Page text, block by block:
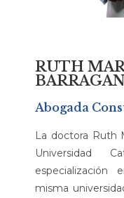
RUTH
Abogada
La doctora Ruth
Universidad
misma